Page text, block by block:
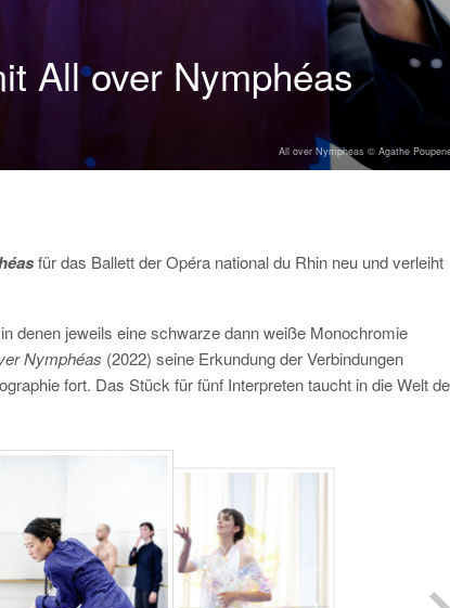
All over Nymphéas
All over Nympheas © Agathe
für das Ballett der Opéra national du Rhin neu und verleiht
denen jeweils eine schwarze dann weiße Monochromie
Nymphéas (2022) seine Erkundung der Verbindungen
fort. Das Stück für fünf Interpreten taucht in die Welt